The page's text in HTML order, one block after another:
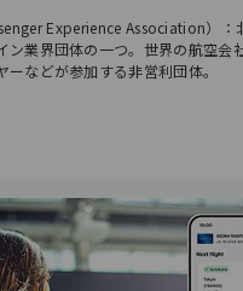
Experience Association）：
ン業界団体の一つ。世界の航空会
ーなどが参加する非営利団体。